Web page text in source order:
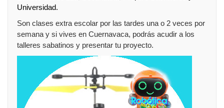
Universidad.
Son clases extra escolar por las tardes una o 2 veces por
semana y si vives en Cuernavaca, podrás acudir a los
talleres sabatinos y presentar tu proyecto.